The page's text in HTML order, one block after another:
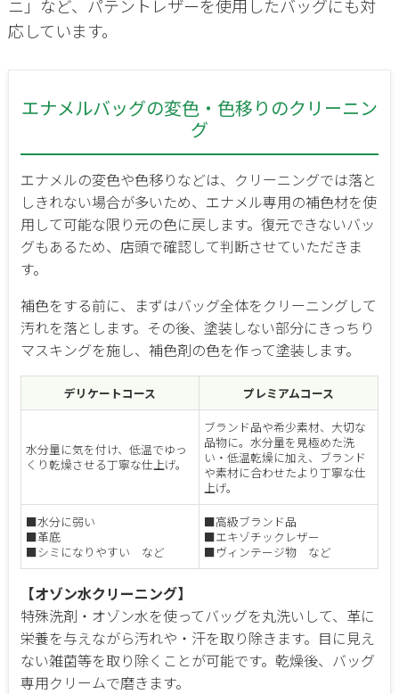
ニ」など、パテントレザーを使用したバッグにも対
応しています。
エナメルバッグの変色・色移りのクリーニン
グ
エナメルの変色や色移りなどは、クリーニングでは落と
しきれない場合が多いため、エナメル専用の補色材を使
用して可能な限り元の色に戻します。復元できないバッ
グもあるため、店頭で確認して判断させていただきま
す。
補色をする前に、まずはバッグ全体をクリーニングして
汚れを落とします。その後、塗装しない部分にきっちり
マスキングを施し、補色剤の色を作って塗装します。
デリケートコース プレミアムコース
水分量に気を付け、低温でゆっ
くり乾燥させる丁寧な仕上げ。
ブランド品や希少素材、大切な
品物に。水分量を見極めた洗
い・低温乾燥に加え、ブランド
や素材に合わせたより丁寧な仕
上げ。
■水分に弱い
■革底
■シミになりやすい など
■高級ブランド品
■エキゾチックレザー
■ヴィンテージ物 など
【オゾン水クリーニング】
特殊洗剤・オゾン水を使ってバッグを丸洗いして、革に
栄養を与えながら汚れや・汗を取り除きます。目に見え
ない雑菌等を取り除くことが可能です。乾燥後、バッグ
専用クリームで磨きます。